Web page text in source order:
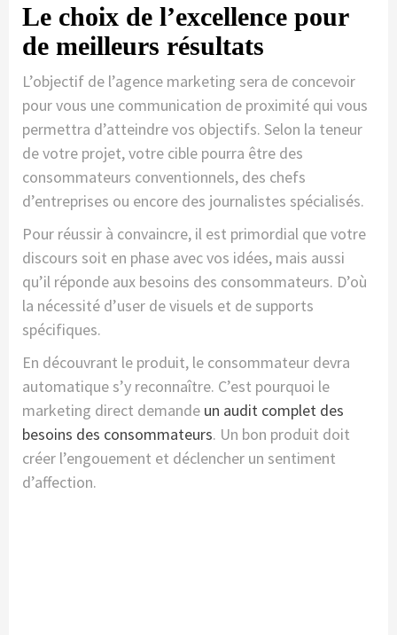
Le choix de l’excellence pour
de meilleurs résultats
L’objectif de l’agence marketing sera de concevoir
pour vous une communication de proximité qui vous
permettra d’atteindre vos objectifs. Selon la teneur
de votre projet, votre cible pourra être des
consommateurs conventionnels, des chefs
d’entreprises ou encore des journalistes spécialisés.
Pour réussir à convaincre, il est primordial que votre
discours soit en phase avec vos idées, mais aussi
qu’il réponde aux besoins des consommateurs. D’où
la nécessité d’user de visuels et de supports
spécifiques.
En découvrant le produit, le consommateur devra
automatique s’y reconnaître. C’est pourquoi le
marketing direct demande un audit complet des
besoins des consommateurs. Un bon produit doit
créer l’engouement et déclencher un sentiment
d’affection.